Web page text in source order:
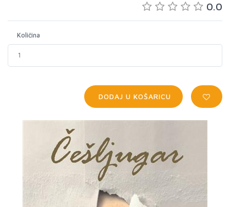
0.0
Količina
DODAJ U KOŠARICU